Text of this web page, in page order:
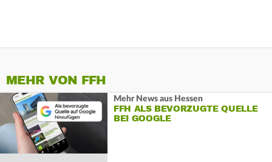
MEHR VON FFH
Mehr News aus Hessen
FFH ALS BEVORZUGTE QUELLE
BEI GOOGLE